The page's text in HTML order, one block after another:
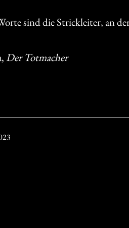
sind die Strickleiter, an
Der Totmacher